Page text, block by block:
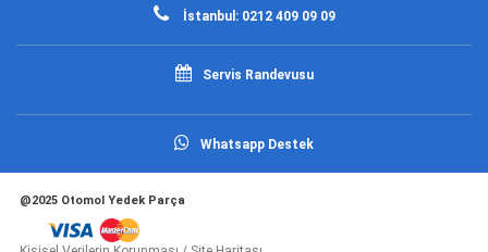
İstanbul: 0212 409 09 09
Servis Randevusu
Whatsapp Destek
@2025 Otomol Yedek Parça